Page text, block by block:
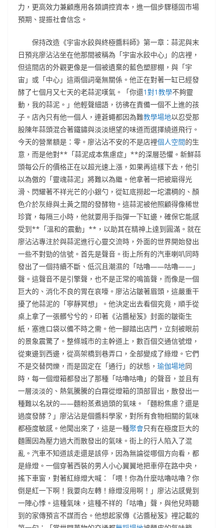
力，更高效力兼顧應用各類調控資本，進一個步驟穩固市場
預期、提振社會信念。
保持改造《宇宙水餃與終極醬料師》第一章：蒜泥與末
日預兆廖沾沾坐在他那間被稱為「宇宙水餃中心」的店裡，
但這間店的外觀更像是一個被遺棄的藍色塑膠棚，與「宇
宙」或「中心」這兩個詞毫無關係。他正在對著一缸已經發
酵了七個月又七天的老蒜泥嘆氣。「你還1對1教學不夠靈
動，我的蒜泥。」他輕聲細語，彷彿在責備一個不上進的孩
子。店內只有他一個人，連蒼蠅都因為難教學場地以忍受那
股陳年蒜頭混合著鐵鏽與淡淡絕望的味道而選擇繞道飛行。
今天的營業額是：零。廖沾沾不安的不是店裡個人空間的生
意，而是他對**「蒜泥成本焦慮症」**的深層恐懼。新鮮蒜
頭每公斤的價格正在以超光速上漲，如果再這樣下去，他引
以為傲的「靈魂蒜泥」將難以為繼。他拿著一把被磨得光
滑、閃耀著不祥光芒的小銀勺，從缸底撈起一坨濃稠的、顏
色介於灰綠與土黃之間的發酵物。這蒜泥被他照顧得像稀世
珍寶，每隔三小時，他就要用手指彈一下缸邊，確保它能感
受到**「溫和的震動」**，以助其在精神上達到圓滿。就在
廖沾沾專注於與蒜泥進行心靈交流時，外面的世界開始發出
一些不對勁的信號。首先是聲音。街上所有的汽車喇叭同時
發出了一個持續不斷、低沉且潮濕的「咕嚕——咕嚕——」
聲。這聲音不是引擎聲，也不是正常的鳴笛聲，而像是一個
巨大的、消化不良的胃在哀嚎。廖沾沾皺著眉頭，這嚴重干
擾了他蒜泥的「寧靜冥想」。他決定出去看個究竟，順手從
桌上拿了一張髒兮兮的，印著《沾醬秘笈》封面的皺衛生
紙，塞進口袋以備不時之需。他一腳踏出店門，立刻被眼前
的景象震驚了。整條城市的主幹道上，數百個交通信號燈，
從東邊到西邊，從高架橋到巷弄口，全部變成了綠燈。它們
不是交替閃爍，而是固定在「通行」的狀態， 瑜伽場地同
時，每一個燈箱都發出了那種「咕嚕咕嚕」的聲音，並且有
一層淡淡的、熱氣騰騰的白霧從燈箱的頂部冒出，散發出一
種難以名狀的——麵粉蒸煮過頭的氣味。「麵粉焦慮？還是
過度發酵？」廖沾沾是個醬料學家，對所有食物相關的氣味
都極度敏感。他聞出來了，這是一種聚會只有在極度巨大的
麵團因為壓力過大而散發出的氣味。街上的行人陷入了混
亂。汽車不知道該走還是該停，因為無論從哪個方向看，都
是綠燈。一個穿著西裝的男人小心翼翼地把車停在路中央，
搖下車窗，對著紅綠燈大喊：「喂！你為什麼咕嚕咕嚕？你
倒是紅一下啊！我要向左轉！綠燈沒用啊！」廖沾沾感覺到
一陣心悸。這種氣味，這種不祥的「咕嚕」聲，與他兒時聽
到的家傳預言不謀而合。他想起家傳《沾醬秘笈》裡記載的